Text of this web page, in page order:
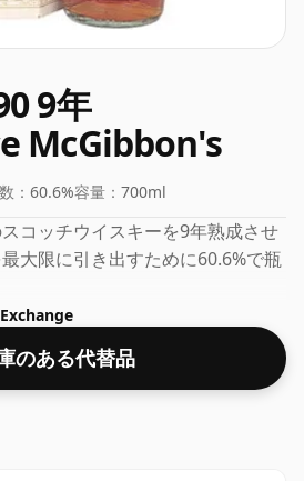
9年
McGibbon's
： 60.6%容量： 700ml
コッチウイスキーを9年熟成させ
大限に引き出すために60.6%で瓶
のある代替品